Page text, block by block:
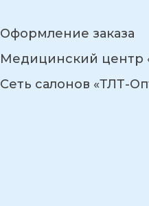
Оформление заказа
Медицинский центр
Сеть салонов «ТЛТ-